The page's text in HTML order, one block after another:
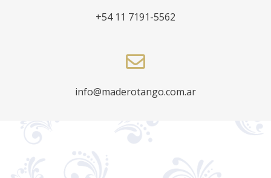
+54 11 7191-5562
info@maderotango.com.ar